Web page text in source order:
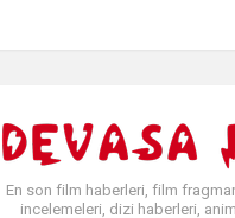
En son film haberleri, film
incelemeleri, dizi haberleri,